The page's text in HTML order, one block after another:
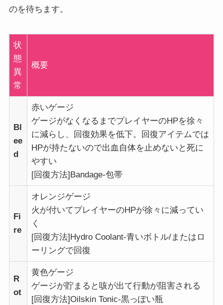
のを待ちます。
状
態
異
常
概要
Bl
ee
d
赤いゲージ
ゲージがなくなるまでプレイヤーのHPを徐々
に減らし、回復効果を低下。回復アイテムでは
HPが持たないので出血自体を止めないと死に
やすい
[回復方法]Bandage-包帯
Fi
re
オレンジゲージ
火が付いてプレイヤーのHPが徐々に減ってい
く
[回復方法]Hydro Coolant-青いボトル/またはロ
ーリングで回復
R
ot
黄色ゲージ
ゲージが貯まると咳が出て行動が阻害される
[回復方法]Oilskin Tonic-黒っぽい瓶